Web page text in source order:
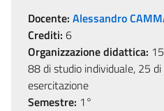
Docente: Alessandro
Crediti: 6
Organizzazione didattica:
88 di studio individuale, 25
esercitazione
Semestre: 1°